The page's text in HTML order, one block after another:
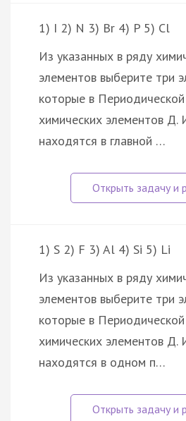
1) I 2) N 3) Br 4) P 5) Cl
Из указанных в ряду
элементов выберите три
которые в
химических элементов Д.
находятся в главной …
1) S 2) F 3) Al 4) Si 5) Li
Из указанных в ряду
элементов выберите три
которые в
химических элементов Д.
находятся в одном п…